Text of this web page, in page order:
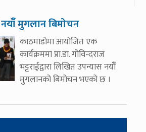
नयाँँ मुगलान बिमोचन
काठमाडोमा आयोजित एक
कार्यक्रममा प्रा.डा. गोविन्दराज
भट्टराईद्वारा लिखित उपन्यास नयाँँ
मुगलानको बिमोचन भएको छ ।